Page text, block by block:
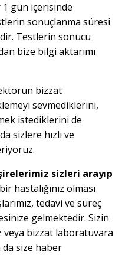
gün içerisinde
sonuçlanma süresi
Testlerin sonucu
bize bilgi aktarımı
bizzat
sevmediklerini,
istediklerini de
sizlere hızlı ve
sizleri arayıp
hastalığınız olması
tedavi ve süreç
gelmektedir. Sizin
bizzat laboratuvara
size haber